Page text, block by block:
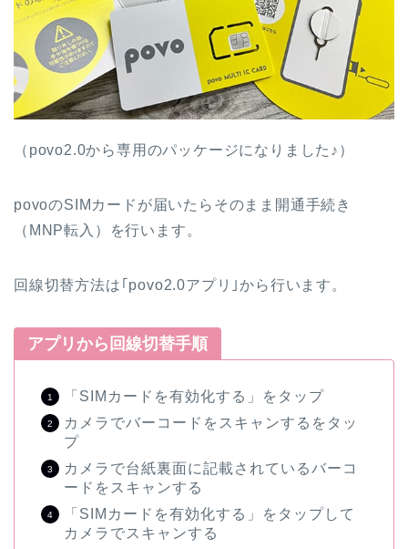
（povo2.0から専用のパッケージになりました♪）
povoのSIMカードが届いたらそのまま開通手続き
（MNP転入）を行います。
回線切替方法は｢povo2.0アプリ｣から行います。
アプリから回線切替手順
「SIMカードを有効化する」をタップ
カメラでバーコードをスキャンするをタッ
プ
カメラで台紙裏面に記載されているバーコ
ードをスキャンする
「SIMカードを有効化する」をタップして
カメラでスキャンする